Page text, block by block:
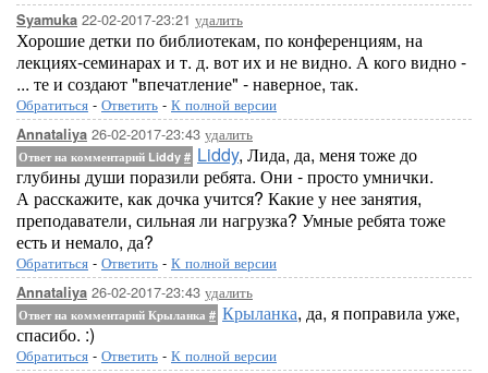
Syamuka 22-02-2017-23:21 удалить
Хорошие детки по библиотекам, по конференциям, на
лекциях-семинарах и т. д. вот их и не видно. А кого видно -
... те и создают "впечатление" - наверное, так.
Обратиться - Ответить - К полной версии
Annataliya 26-02-2017-23:43 удалить
Ответ на комментарий Liddy # Liddy, Лида, да, меня тоже до
глубины души поразили ребята. Они - просто умнички.
А расскажите, как дочка учится? Какие у нее занятия,
преподаватели, сильная ли нагрузка? Умные ребята тоже
есть и немало, да?
Обратиться - Ответить - К полной версии
Annataliya 26-02-2017-23:43 удалить
Ответ на комментарий Крыланка # Крыланка, да, я поправила уже,
спасибо. :)
Обратиться - Ответить - К полной версии